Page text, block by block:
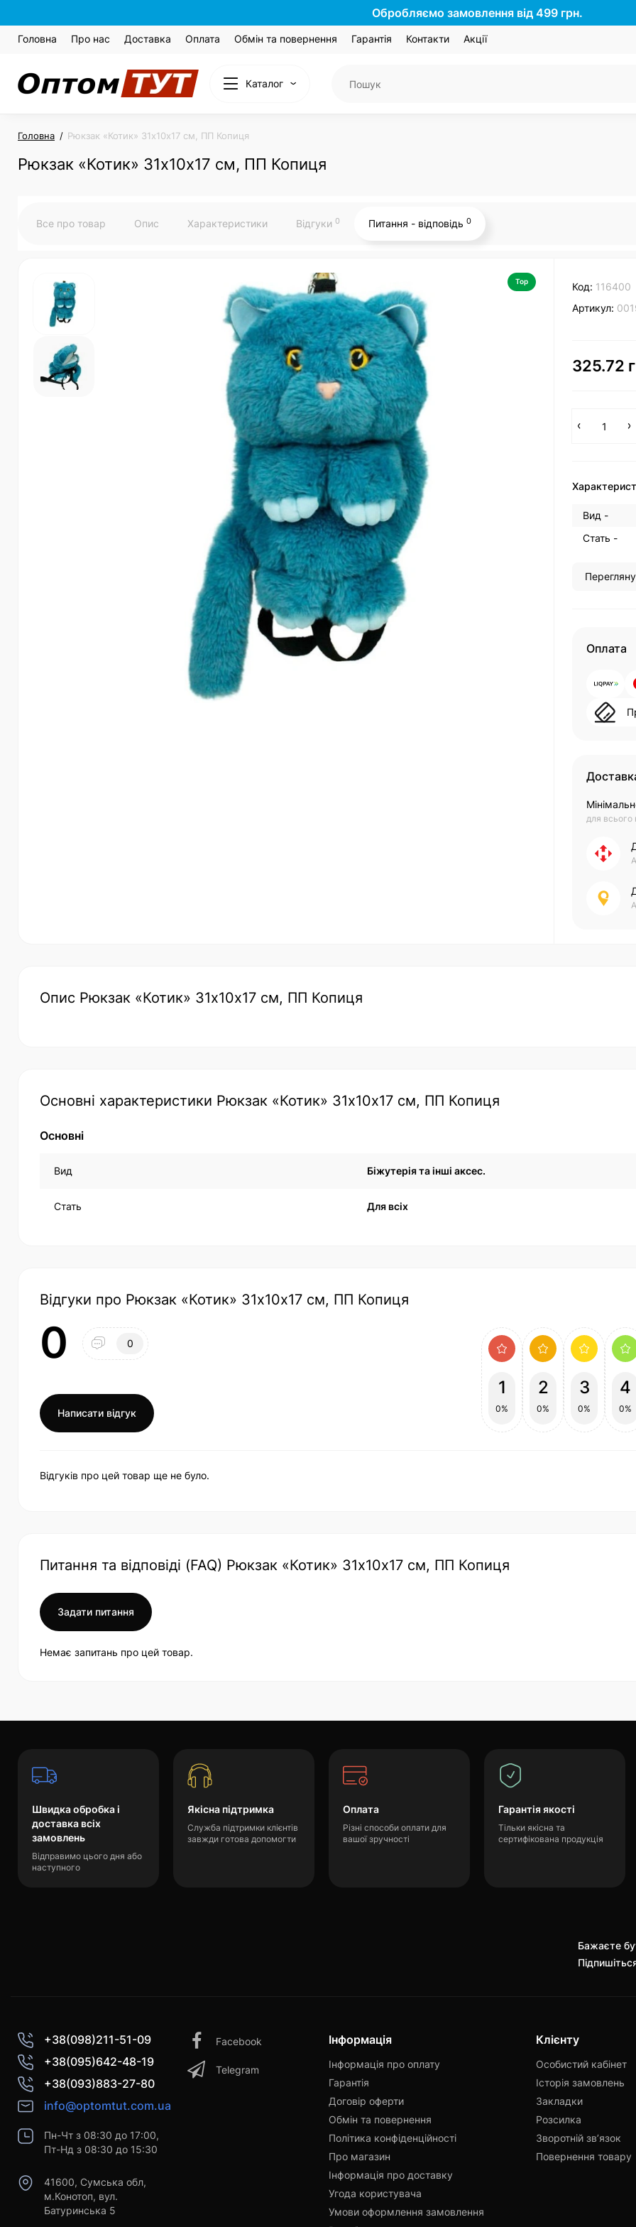
Обробляємо замовлення від 499 грн.
Головна Про нас Доставка Оплата Обмін та повернення Гарантія Контакти Акції
Каталог
Головна Рюкзак «Котик» 31х10х17 см, ПП Копиця
Рюкзак «Котик» 31х10х17 см, ПП Копиця
Все про товар Опис Характеристики Відгуки 0 Питання - відповідь 0
Top Код: 116400
Артикул:
325.72
Вид -
Стать -
Оплата
для всього
Опис Рюкзак «Котик» 31х10х17 см, ПП Копиця
Основні характеристики Рюкзак «Котик» 31х10х17 см, ПП Копиця
Основні
Вид Біжутерія та інші аксес.
Стать Для всіх
Відгуки про Рюкзак «Котик» 31х10х17 см, ПП Копиця
0 0
Написати відгук
1
0%
2
0%
3
0%
4
0%
Відгуків про цей товар ще не було.
Питання та відповіді (FAQ) Рюкзак «Котик» 31х10х17 см, ПП Копиця
Задати питання
Немає запитань про цей товар.
Швидка обробка і
доставка всіх
замовлень
Відправимо цього дня або
наступного
Якісна підтримка
Служба підтримки клієнтів
завжди готова допомогти
Оплата
Різні способи оплати для
вашої зручності
Гарантія якості
Тільки якісна та
сертифікована продукція
Бажаєте
+38(098)211-51-09
+38(095)642-48-19
+38(093)883-27-80
info@optomtut.com.ua
Пн-Чт з 08:30 до 17:00,
Пт-Нд з 08:30 до 15:30
41600, Сумська обл,
м.Конотоп, вул.
Батуринська 5
Facebook
Telegram
Інформація
Інформація про оплату
Гарантія
Договір оферти
Обмін та повернення
Політика конфіденційності
Про магазин
Інформація про доставку
Угода користувача
Умови оформлення замовлення
Клієнту
Особистий кабінет
Історія замовлень
Закладки
Розсилка
Зворотній зв’язок
Повернення товару